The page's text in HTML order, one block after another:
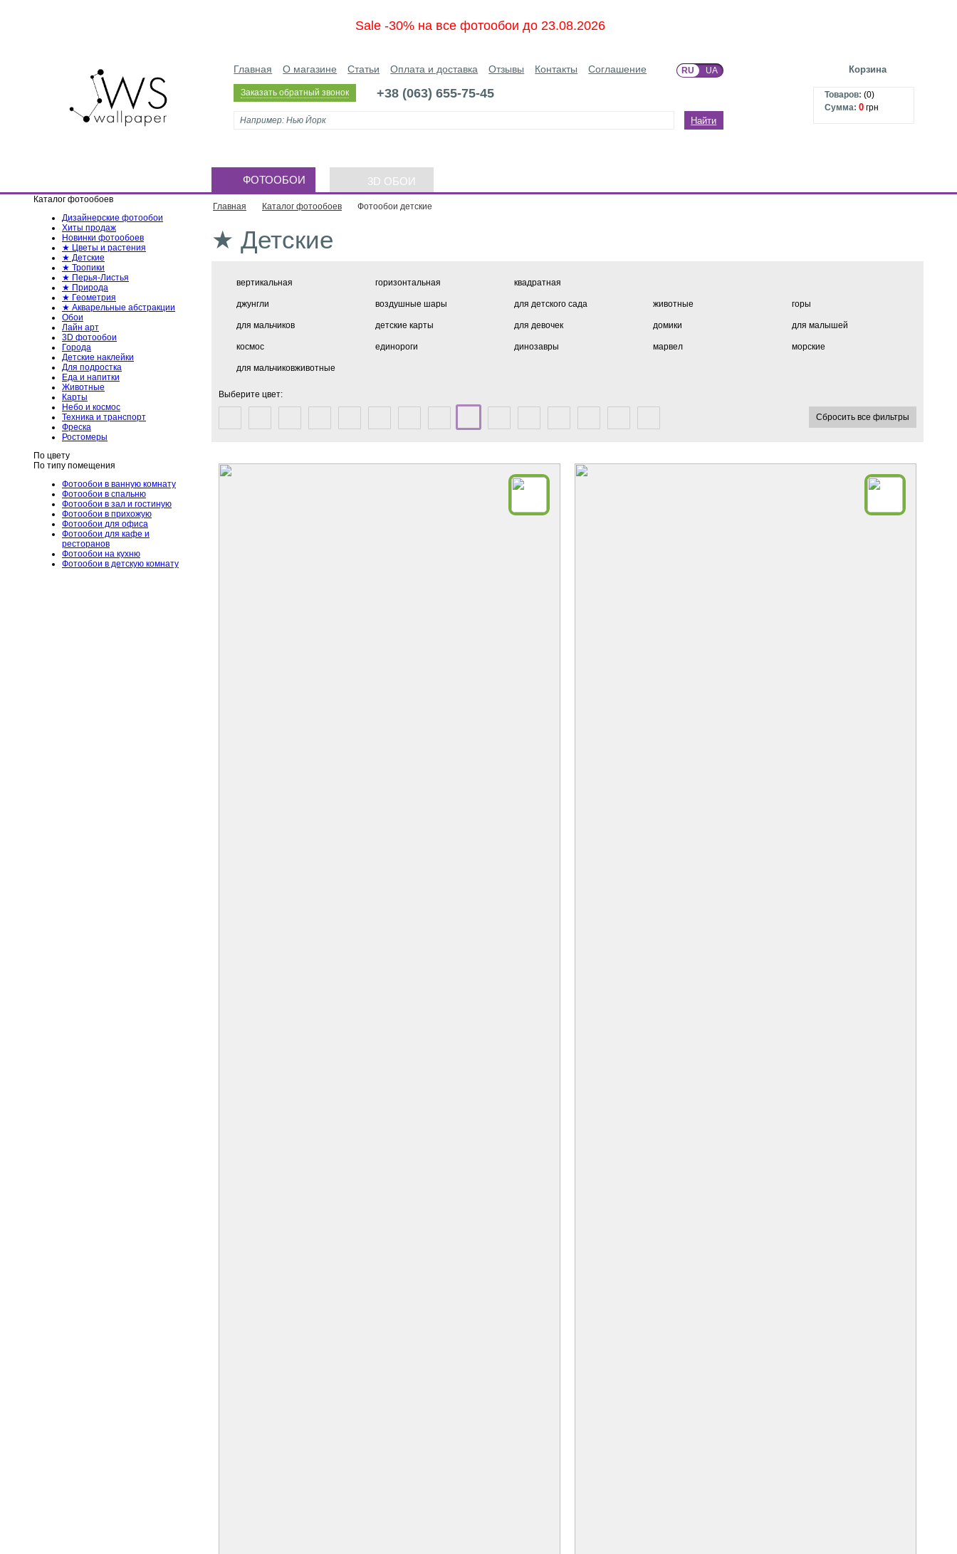
Sale -30% на все фотообои до 23.08.2026
Главная О магазине Статьи Оплата и доставка Отзывы Контакты Соглашение RU UA
Заказать обратный звонок +38 (063) 655-75-45
Найти
Корзина
Товаров: (0)
Сумма: 0 грн
ФОТООБОИ 3D ОБОИ
Каталог фотообоев
Дизайнерские фотообои
Хиты продаж
Новинки фотообоев
★ Цветы и растения
★ Детские
★ Тропики
★ Перья-Листья
★ Природа
★ Геометрия
★ Акварельные абстракции
Обои
Лайн арт
3D фотообои
Города
Детские наклейки
Для подростка
Еда и напитки
Животные
Карты
Небо и космос
Техника и транспорт
Фреска
Ростомеры
По цвету
По типу помещения
Фотообои в ванную комнату
Фотообои в спальню
Фотообои в зал и гостиную
Фотообои в прихожую
Фотообои для офиса
Фотообои для кафе и
ресторанов
Фотообои на кухню
Фотообои в детскую комнату
Главная Каталог фотообоев Фотообои детские
★ Детские
вертикальная горизонтальная квадратная
джунгли воздушные шары для детского сада животные горы
для мальчиков детские карты для девочек домики для малышей
космос единороги динозавры марвел морские
для мальчиковживотные
Выберите цвет:
Сбросить все фильтры